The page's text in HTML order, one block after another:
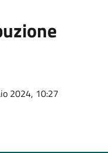
2024, 10:27